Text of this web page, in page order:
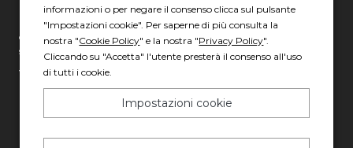
Erreti Auto S.p.A. Società soggetta ad attività di direzione e
coordinamento ai sensi degli art. 2497 e 2497-bis c.c. da parte della
società Gruppo Italia Vendita Auto S.p.A. C.F. 13007321006
Via Giovanni Nicotera, 29 - 00195 Roma
PEC: erretiauto@legalmail.it
informazioni o per negare il consenso clicca sul pulsante
"Impostazioni cookie". Per saperne di più consulta la
nostra "Cookie Policy" e la nostra "Privacy Policy".
Cliccando su "Accetta" l'utente presterà il consenso all'uso
di tutti i cookie.
Impostazioni cookie